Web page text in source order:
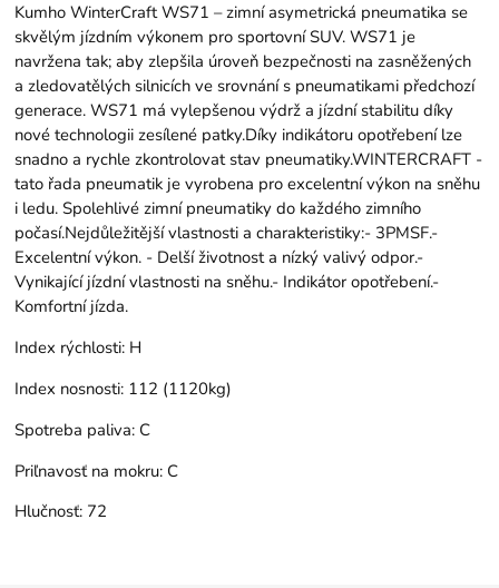
Kumho WinterCraft WS71 – zimní asymetrická pneumatika se
skvělým jízdním výkonem pro sportovní SUV. WS71 je
navržena tak; aby zlepšila úroveň bezpečnosti na zasněžených
a zledovatělých silnicích ve srovnání s pneumatikami předchozí
generace. WS71 má vylepšenou výdrž a jízdní stabilitu díky
nové technologii zesílené patky.Díky indikátoru opotřebení lze
snadno a rychle zkontrolovat stav pneumatiky.WINTERCRAFT -
tato řada pneumatik je vyrobena pro excelentní výkon na sněhu
i ledu. Spolehlivé zimní pneumatiky do každého zimního
počasí.Nejdůležitější vlastnosti a charakteristiky:- 3PMSF.-
Excelentní výkon. - Delší životnost a nízký valivý odpor.-
Vynikající jízdní vlastnosti na sněhu.- Indikátor opotřebení.-
Komfortní jízda.
Index rýchlosti: H
Index nosnosti: 112 (1120kg)
Spotreba paliva: C
Priľnavosť na mokru: C
Hlučnosť: 72